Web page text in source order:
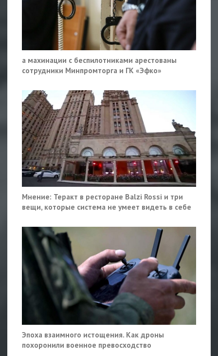
а махинации с беспилотниками арестованы
сотрудники Минпромторга и ГК «Эфко»
Мнение: Теракт в ресторане Balzi Rossi и три
вещи, которые система не умеет видеть в себе
Эпоха взаимного истощения. Как дроны
похоронили военное превосходство